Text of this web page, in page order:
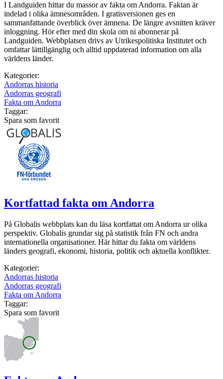
I Landguiden hittar du massor av fakta om Andorra. Faktan är
indelad i olika ämnesområden. I gratisversionen ges en
sammanfattande överblick över ämnena. De längre avsnitten kräver
inloggning. Hör efter med din skola om ni abonnerar på
Landguiden. Webbplatsen drivs av Utrikespolitiska Institutet och
omfattar lättillgänglig och alltid uppdaterad information om alla
världens länder.
Kategorier:
Andorras historia
Andorras geografi
Fakta om Andorra
Taggar:
Spara som favorit
Kortfattad fakta om Andorra
På Globalis webbplats kan du läsa kortfattat om Andorra ur olika
perspektiv. Globalis grundar sig på statistik från FN och andra
internationella organisationer. Här hittar du fakta om världens
länders geografi, ekonomi, historia, politik och aktuella konflikter.
Kategorier:
Andorras historia
Andorras geografi
Fakta om Andorra
Taggar:
Spara som favorit